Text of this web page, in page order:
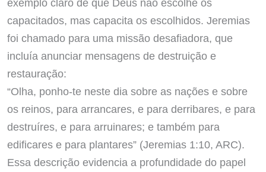
exemplo claro de que Deus não escolhe os
capacitados, mas capacita os escolhidos. Jeremias
foi chamado para uma missão desafiadora, que
incluía anunciar mensagens de destruição e
restauração:
“Olha, ponho-te neste dia sobre as nações e sobre
os reinos, para arrancares, e para derribares, e para
destruíres, e para arruinares; e também para
edificares e para plantares” (Jeremias 1:10, ARC).
Essa descrição evidencia a profundidade do papel